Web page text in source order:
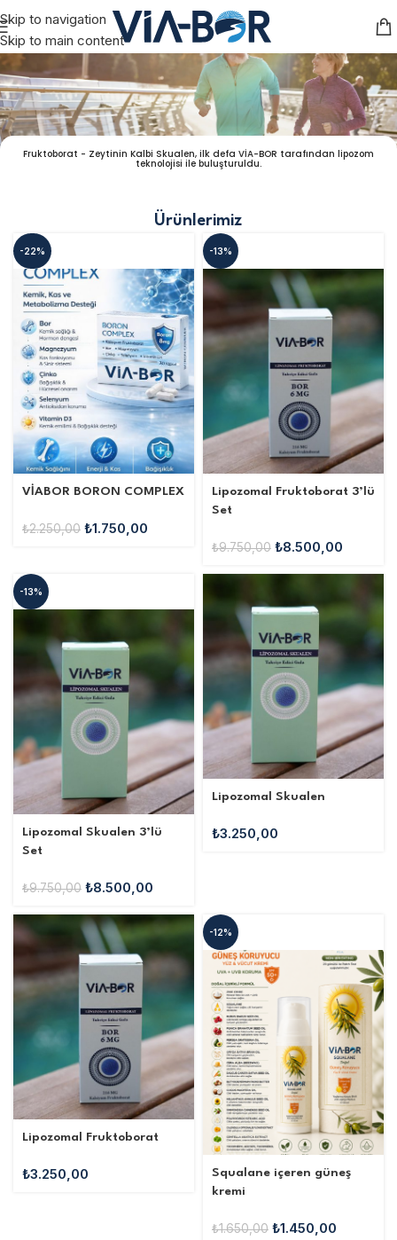
Skip to navigation
Skip to main content
Fruktoborat - Zeytinin Kalbi Skualen, ilk defa VİA-BOR tarafından lipozom
teknolojisi ile buluşturuldu.
Ürünlerimiz
-22%
VİABOR BORON COMPLEX
₺2.250,00 ₺1.750,00
-13%
Lipozomal Fruktoborat 3’lü
Set
₺9.750,00 ₺8.500,00
-13%
Lipozomal Skualen 3’lü
Set
₺9.750,00 ₺8.500,00
Lipozomal Skualen
₺3.250,00
Lipozomal Fruktoborat
₺3.250,00
-12%
Squalane içeren güneş
kremi
₺1.650,00 ₺1.450,00